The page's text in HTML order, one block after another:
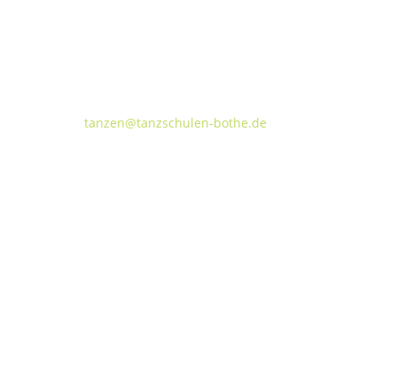
tanzen@tanzschulen-bothe.de